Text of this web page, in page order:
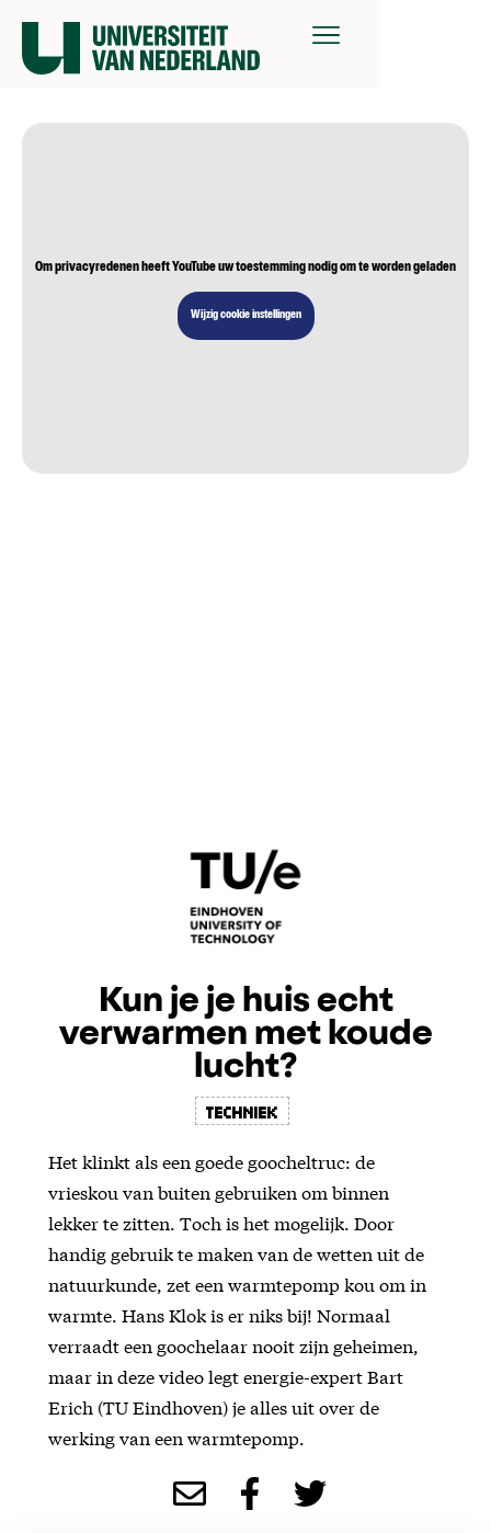
Om privacyredenen heeft YouTube uw toestemming nodig om te worden geladen
Wijzig cookie instellingen
Kun je je huis echt
verwarmen met koude
lucht?
Techniek
Het klinkt als een goede goocheltruc: de
vrieskou van buiten gebruiken om binnen
lekker te zitten. Toch is het mogelijk. Door
handig gebruik te maken van de wetten uit de
natuurkunde, zet een warmtepomp kou om in
warmte. Hans Klok is er niks bij! Normaal
verraadt een goochelaar nooit zijn geheimen,
maar in deze video legt energie-expert Bart
Erich (TU Eindhoven) je alles uit over de
werking van een warmtepomp.